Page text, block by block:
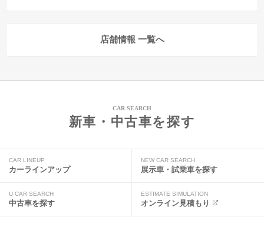
店舗情報 一覧へ
CAR SEARCH
新車・中古車を探す
CAR LINEUP
カーラインアップ
NEW CAR SEARCH
展示車・試乗車を探す
U CAR SEARCH
中古車を探す
ESTIMATE SIMULATION
オンライン見積もり